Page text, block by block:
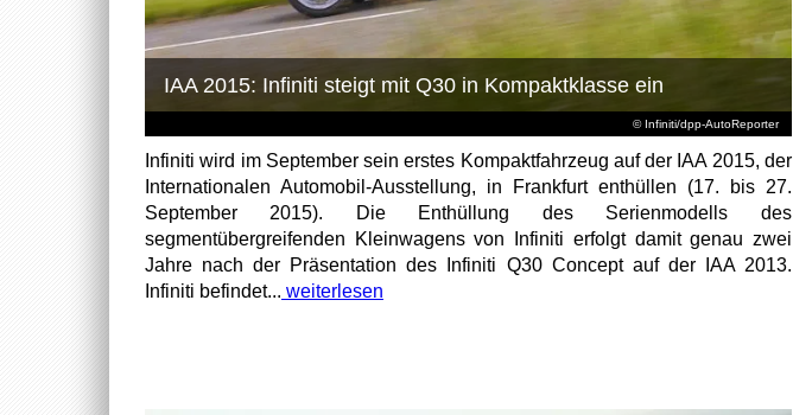
© Infiniti/dpp-AutoReporter
IAA 2015: Infiniti steigt mit Q30 in Kompaktklasse ein
Infiniti wird im September sein erstes Kompaktfahrzeug auf der IAA 2015, der
Internationalen Automobil-Ausstellung, in Frankfurt enthüllen (17. bis 27.
September 2015). Die Enthüllung des Serienmodells des
segmentübergreifenden Kleinwagens von Infiniti erfolgt damit genau zwei
Jahre nach der Präsentation des Infiniti Q30 Concept auf der IAA 2013.
Infiniti befindet... weiterlesen